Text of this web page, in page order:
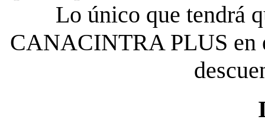
Lo único que tendrá
CANACINTRA PLUS en